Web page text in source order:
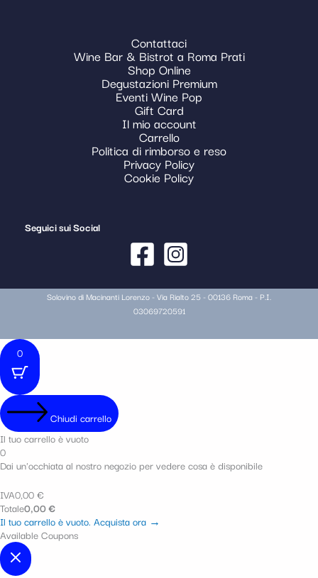
Contattaci
Wine Bar & Bistrot a Roma Prati
Shop Online
Degustazioni Premium
Eventi Wine Pop
Gift Card
Il mio account
Carrello
Politica di rimborso e reso
Privacy Policy
Cookie Policy
Seguici sui Social
Solovino di Macinanti Lorenzo - Via Rialto 25 - 00136 Roma - P.I.
03069720591
0
Chiudi carrello
Il tuo carrello è vuoto
0
Dai un'occhiata al nostro negozio per vedere cosa è disponibile
IVA0,00€
Totale0,00€
Il tuo carrello è vuoto. Acquista ora →
Available Coupons